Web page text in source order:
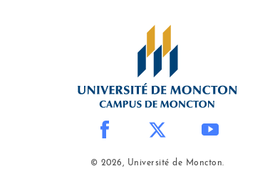
© 2026, Université de Moncton.